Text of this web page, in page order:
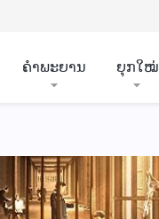
ຄຳພະຍານ ຍຸກໃໝ່